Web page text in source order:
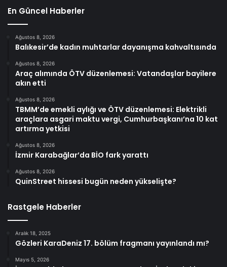
En Güncel Haberler
Ağustos 8, 2026
Balıkesir’de kadın muhtarlar dayanışma kahvaltısında
Ağustos 8, 2026
Araç alımında ÖTV düzenlemesi: Vatandaşlar bayilere
akın etti
Ağustos 8, 2026
TBMM’de emekli aylığı ve ÖTV düzenlemesi: Elektrikli
araçlara asgari maktu vergi, Cumhurbaşkanı’na 10 kat
artırma yetkisi
Ağustos 8, 2026
İzmir Karabağlar’da BİO fark yarattı
Ağustos 8, 2026
QuinStreet hissesi bugün neden yükselişte?
Rastgele Haberler
Aralık 18, 2025
Gözleri KaraDeniz 17. bölüm fragmanı yayınlandı mı?
Mayıs 5, 2026